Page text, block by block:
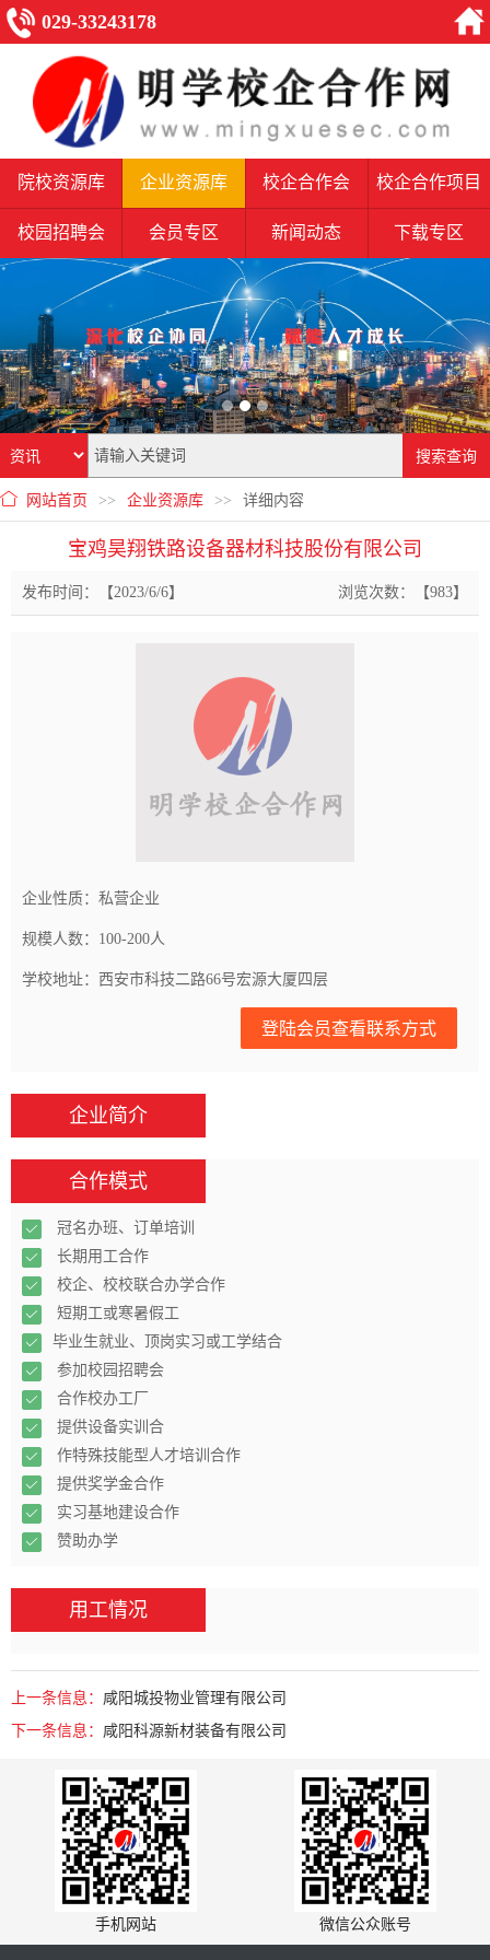
029-33243178
院校资源库 企业资源库 校企合作会 校企合作项目
校园招聘会 会员专区 新闻动态 下载专区
网站首页 >> 企业资源库 >> 详细内容
宝鸡昊翔铁路设备器材科技股份有限公司
发布时间：【2023/6/6】 浏览次数：【983】
企业性质：私营企业
规模人数：100-200人
学校地址：西安市科技二路66号宏源大厦四层
登陆会员查看联系方式
企业简介
合作模式
冠名办班、订单培训
长期用工合作
校企、校校联合办学合作
短期工或寒暑假工
毕业生就业、顶岗实习或工学结合
参加校园招聘会
合作校办工厂
提供设备实训合
作特殊技能型人才培训合作
提供奖学金合作
实习基地建设合作
赞助办学
用工情况
上一条信息： 咸阳城投物业管理有限公司
下一条信息： 咸阳科源新材装备有限公司
手机网站 微信公众账号